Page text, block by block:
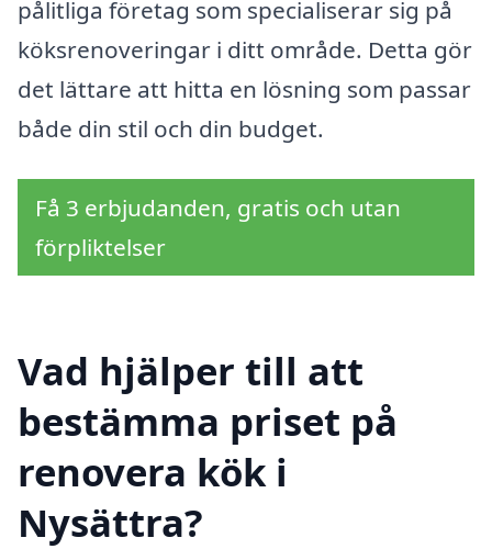
pålitliga företag som specialiserar sig på
köksrenoveringar i ditt område. Detta gör
det lättare att hitta en lösning som passar
både din stil och din budget.
Få 3 erbjudanden, gratis och utan
förpliktelser
Vad hjälper till att
bestämma priset på
renovera kök i
Nysättra?